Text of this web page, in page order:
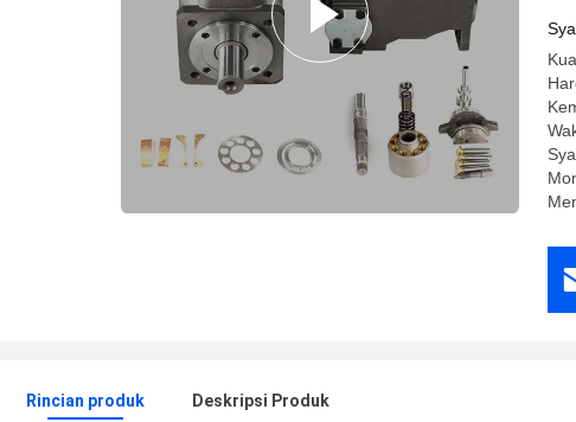
Rincian produk Deskripsi Produk